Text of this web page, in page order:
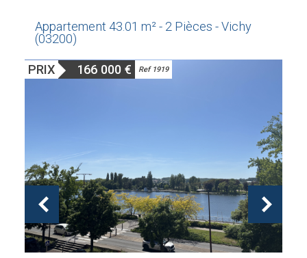
Appartement 43.01 m² - 2 Pièces - Vichy
(03200)
PRIX 166 000 € Ref 1919